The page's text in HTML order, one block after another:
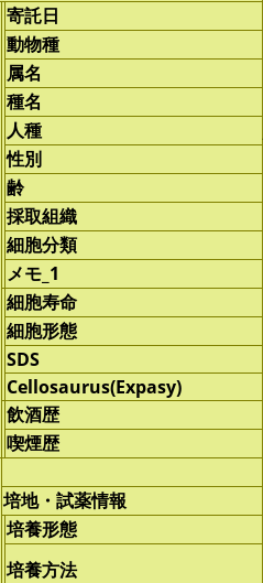
寄託日
動物種
属名
種名
人種
性別
齢
採取組織
細胞分類
メモ_1
細胞寿命
細胞形態
SDS
Cellosaurus(Expasy)
飲酒歴
喫煙歴
培地・試薬情報
培養形態
培養方法